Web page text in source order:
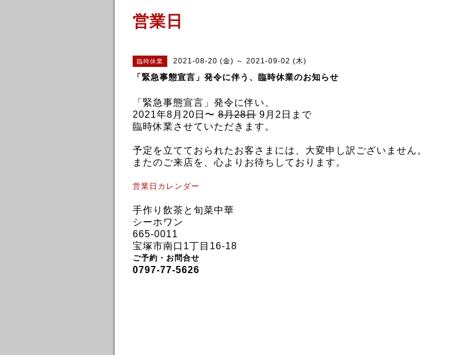
営業日
臨時休業 2021-08-20 (金) ～ 2021-09-02 (木)
「緊急事態宣言」発令に伴う、臨時休業のお知らせ
「緊急事態宣言」発令に伴い、
2021年8月20日〜 8月28日 9 月2日 まで
臨時休業させていただきます。
予定を立てておられたお客さまには、大変申し訳ございません。
またのご来店を、心よりお待ちしております。
営業日カレンダー
手作り飲茶と旬菜中華
シーホワン
665-0011
宝塚市南口1丁目16-18
ご予約・お問合せ
0797-77-5626